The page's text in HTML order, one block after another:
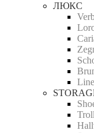
ЛЮКС